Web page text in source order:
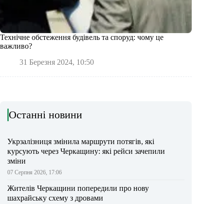
Технічне обстеження будівель та споруд: чому це
важливо?
31 Березня 2024, 10:50
Останні новини
Укрзалізниця змінила маршрути потягів, які
курсують через Черкащину: які рейси зачепили
зміни
07 Серпня 2026, 17:06
Жителів Черкащини попередили про нову
шахрайську схему з дровами